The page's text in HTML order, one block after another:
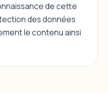
de cette
des données
le contenu ainsi